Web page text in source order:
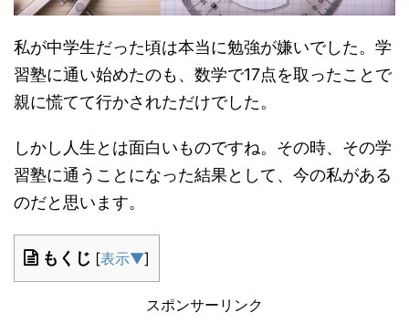
私が中学生だった頃は本当に勉強が嫌いでした。学
習塾に通い始めたのも、数学で17点を取ったことで
親に慌てて行かされただけでした。
しかし人生とは面白いものですね。その時、その学
習塾に通うことになった結果として、今の私がある
のだと思います。
もくじ [表示▼]
スポンサーリンク